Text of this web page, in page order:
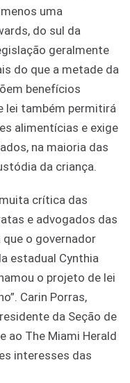
uma
do sul da
geralmente
do que a metade da
benefícios
lei também permitirá
alimentícias e exige
na maioria das
da criança.
crítica das
e advogados das
que o governador
estadual Cynthia
o projeto de lei
Carin Porras,
da Seção de
ao The Miami Herald
interesses das